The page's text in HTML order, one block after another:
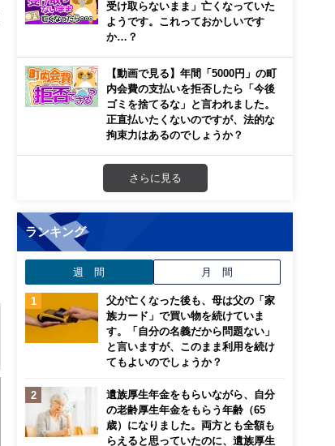
受け取らないまま」亡くなっていた
ようです。これっておかしいです
か…？
【動画で見る】年間「5000円」の町
内会費の支払いを拒否したら「今後
ゴミを捨てるな」と言われました。
正直払いたくないのですが、法的な
拘束力はあるのでしょうか？
さらに見る
ランキング
週 間 月 間
父が亡くなった後も、母は父の「家
族カード」で買い物を続けていま
す。「自分の名義だから問題ない」
と言いますが、このまま利用を続け
てもよいのでしょうか？
遺族厚生年金をもらいながら、自分
の老齢厚生年金をもらう年齢（65
歳）になりました。両方とも全額も
らえると思っていたのに、遺族厚生